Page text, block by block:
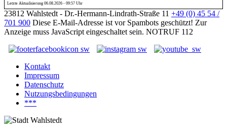
Letzte Aktualisierung 06.08.2026 - 09:57 Uhr
23812 Wahlstedt - Dr.-Hermann-Lindrath-Straße 11 +49 (0) 45 54 /
701 900 Diese E-Mail-Adresse ist vor Spambots geschützt! Zur
Anzeige muss JavaScript eingeschaltet sein. NOTRUF 112
Kontakt
Impressum
Datenschutz
Nutzungsbedingungen
***